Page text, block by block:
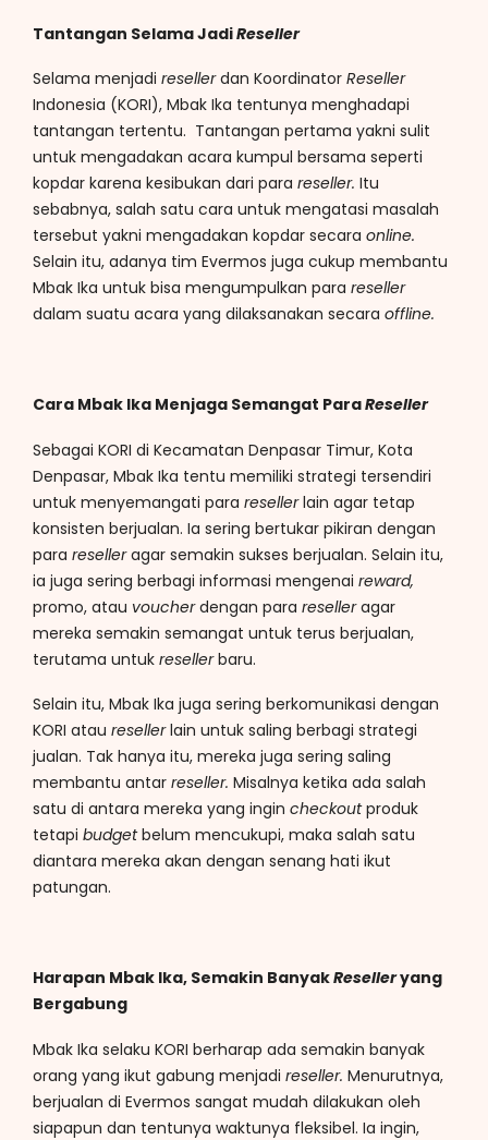
Tantangan Selama JadiReseller
Selama menjadi resellerdan Koordinator Reseller
Indonesia (KORI), Mbak Ika tentunya menghadapi
tantangan tertentu. Tantangan pertama yakni sulit
untuk mengadakan acara kumpul bersama seperti
kopdar karena kesibukan dari para reseller. Itu
sebabnya, salah satu cara untuk mengatasi masalah
tersebut yakni mengadakan kopdar secara online.
Selain itu, adanya tim Evermos juga cukup membantu
Mbak Ika untuk bisa mengumpulkan para reseller
dalam suatu acara yang dilaksanakan secara offline.
Cara Mbak Ika Menjaga Semangat ParaReseller
Sebagai KORI di Kecamatan Denpasar Timur, Kota
Denpasar, Mbak Ika tentu memiliki strategi tersendiri
untuk menyemangati para resellerlain agar tetap
konsisten berjualan. Ia sering bertukar pikiran dengan
para reselleragar semakin sukses berjualan. Selain itu,
ia juga sering berbagi informasi mengenai reward,
promo, atau voucherdengan para reselleragar
mereka semakin semangat untuk terus berjualan,
terutama untuk resellerbaru.
Selain itu, Mbak Ika juga sering berkomunikasi dengan
KORI atau resellerlain untuk saling berbagi strategi
jualan. Tak hanya itu, mereka juga sering saling
membantu antar reseller. Misalnya ketika ada salah
satu di antara mereka yang ingin checkoutproduk
tetapi budgetbelum mencukupi, maka salah satu
diantara mereka akan dengan senang hati ikut
patungan.
Harapan Mbak Ika, Semakin BanyakReselleryang
Bergabung
Mbak Ika selaku KORI berharap ada semakin banyak
orang yang ikut gabung menjadi reseller. Menurutnya,
berjualan di Evermos sangat mudah dilakukan oleh
siapapun dan tentunya waktunya fleksibel. Ia ingin,